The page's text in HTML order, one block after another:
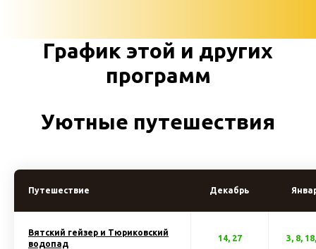
График этой и других
программ
Уютные путешествия
Путешествие Декабрь
Вятский гейзер и Тюриковский
водопад
14, 27 3, 8,